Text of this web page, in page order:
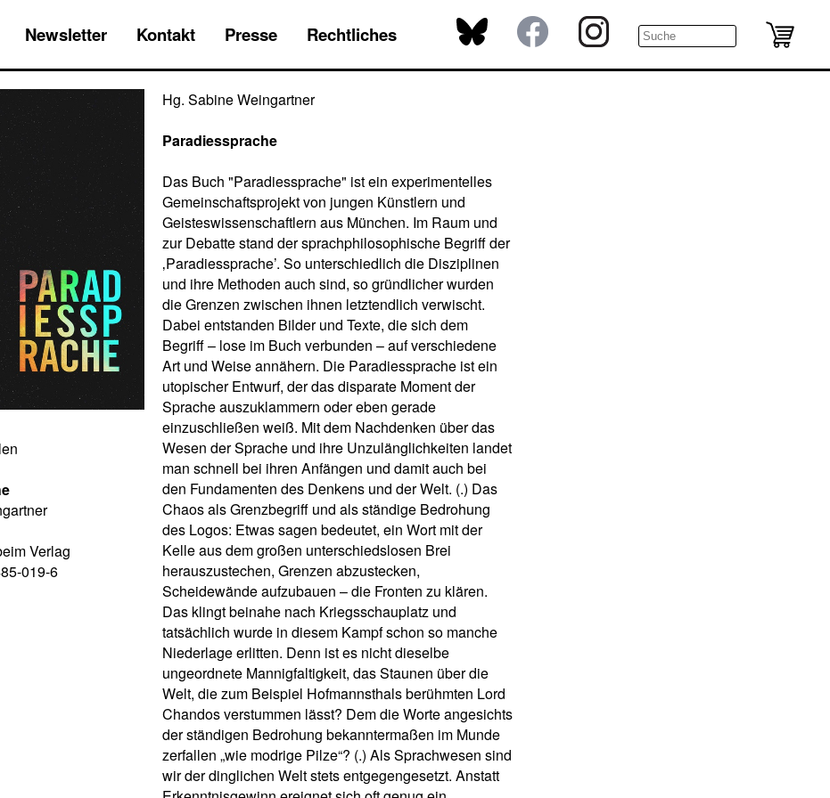
Newsletter Kontakt Presse Rechtliches
Hg. Sabine Weingartner
Paradiessprache
Das Buch "Paradiessprache" ist ein experimentelles
Gemeinschaftsprojekt von jungen Künstlern und
Geisteswissenschaftlern aus München. Im Raum und
zur Debatte stand der sprachphilosophische Begriff der
‚Paradiessprache’. So unterschiedlich die Disziplinen
und ihre Methoden auch sind, so gründlicher wurden
die Grenzen zwischen ihnen letztendlich verwischt.
Dabei entstanden Bilder und Texte, die sich dem
Begriff – lose im Buch verbunden – auf verschiedene
Art und Weise annähern. Die Paradiessprache ist ein
utopischer Entwurf, der das disparate Moment der
Sprache auszuklammern oder eben gerade
einzuschließen weiß. Mit dem Nachdenken über das
Wesen der Sprache und ihre Unzulänglichkeiten landet
man schnell bei ihren Anfängen und damit auch bei
den Fundamenten des Denkens und der Welt. (.) Das
Chaos als Grenzbegriff und als ständige Bedrohung
des Logos: Etwas sagen bedeutet, ein Wort mit der
Kelle aus dem großen unterschiedslosen Brei
herauszustechen, Grenzen abzustecken,
Scheidewände aufzubauen – die Fronten zu klären.
Das klingt beinahe nach Kriegsschauplatz und
tatsächlich wurde in diesem Kampf schon so manche
Niederlage erlitten. Denn ist es nicht dieselbe
ungeordnete Mannigfaltigkeit, das Staunen über die
Welt, die zum Beispiel Hofmannsthals berühmten Lord
Chandos verstummen lässt? Dem die Worte angesichts
der ständigen Bedrohung bekanntermaßen im Munde
zerfallen „wie modrige Pilze“? (.) Als Sprachwesen sind
wir der dinglichen Welt stets entgegengesetzt. Anstatt
Verlag
019-6